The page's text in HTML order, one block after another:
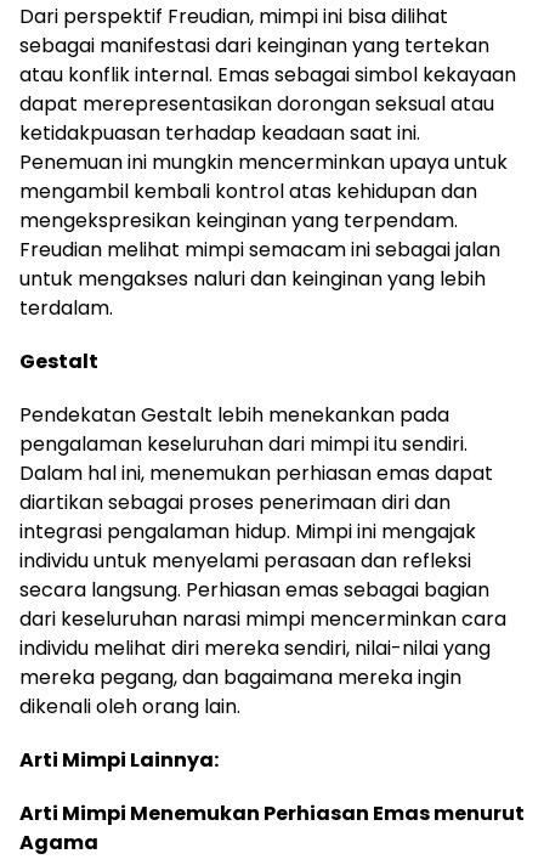
Dari perspektif Freudian, mimpi ini bisa dilihat
sebagai manifestasi dari keinginan yang tertekan
atau konflik internal. Emas sebagai simbol kekayaan
dapat merepresentasikan dorongan seksual atau
ketidakpuasan terhadap keadaan saat ini.
Penemuan ini mungkin mencerminkan upaya untuk
mengambil kembali kontrol atas kehidupan dan
mengekspresikan keinginan yang terpendam.
Freudian melihat mimpi semacam ini sebagai jalan
untuk mengakses naluri dan keinginan yang lebih
terdalam.
Gestalt
Pendekatan Gestalt lebih menekankan pada
pengalaman keseluruhan dari mimpi itu sendiri.
Dalam hal ini, menemukan perhiasan emas dapat
diartikan sebagai proses penerimaan diri dan
integrasi pengalaman hidup. Mimpi ini mengajak
individu untuk menyelami perasaan dan refleksi
secara langsung. Perhiasan emas sebagai bagian
dari keseluruhan narasi mimpi mencerminkan cara
individu melihat diri mereka sendiri, nilai-nilai yang
mereka pegang, dan bagaimana mereka ingin
dikenali oleh orang lain.
Arti Mimpi Lainnya:
Arti Mimpi Menemukan Perhiasan Emas menurut
Agama